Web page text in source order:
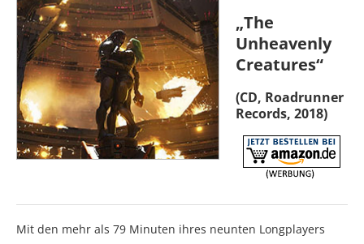
„The
Unheavenly
Creatures“
(CD, Roadrunner
Records, 2018)
Mit den mehr als 79 Minuten ihres neunten Longplayers